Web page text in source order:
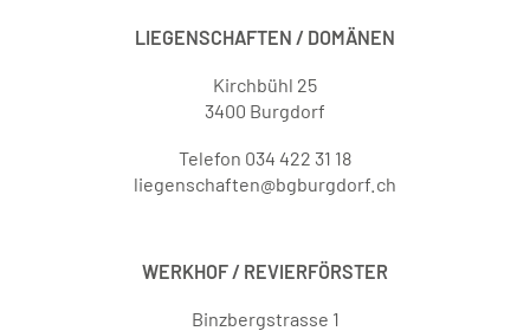
LIEGENSCHAFTEN / DOMÄNEN
Kirchbühl 25
3400 Burgdorf
Telefon 034 422 31 18
liegenschaften@bgburgdorf.ch
WERKHOF / REVIERFÖRSTER
Binzbergstrasse 1